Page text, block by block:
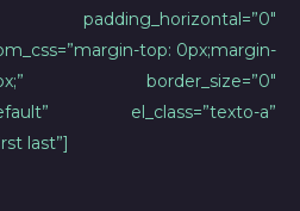
padding_horizontal=”0″
top: 0px;margin-
border_size=”0″
el_class=”texto-a”
last”]